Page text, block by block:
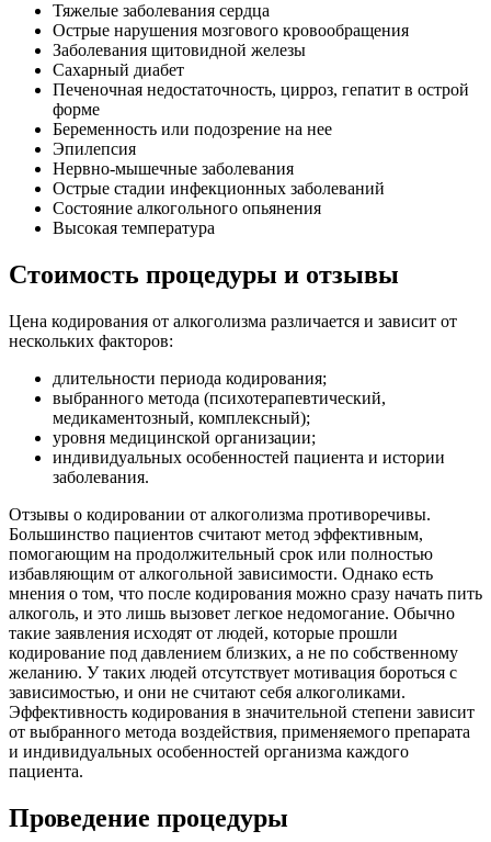
Тяжелые заболевания сердца
Острые нарушения мозгового кровообращения
Заболевания щитовидной железы
Сахарный диабет
Печеночная недостаточность, цирроз, гепатит в острой
форме
Беременность или подозрение на нее
Эпилепсия
Нервно-мышечные заболевания
Острые стадии инфекционных заболеваний
Состояние алкогольного опьянения
Высокая температура
Стоимость процедуры и отзывы
Цена кодирования от алкоголизма различается и зависит от
нескольких факторов:
длительности периода кодирования;
выбранного метода (психотерапевтический,
медикаментозный, комплексный);
уровня медицинской организации;
индивидуальных особенностей пациента и истории
заболевания.
Отзывы о кодировании от алкоголизма противоречивы.
Большинство пациентов считают метод эффективным,
помогающим на продолжительный срок или полностью
избавляющим от алкогольной зависимости. Однако есть
мнения о том, что после кодирования можно сразу начать пить
алкоголь, и это лишь вызовет легкое недомогание. Обычно
такие заявления исходят от людей, которые прошли
кодирование под давлением близких, а не по собственному
желанию. У таких людей отсутствует мотивация бороться с
зависимостью, и они не считают себя алкоголиками.
Эффективность кодирования в значительной степени зависит
от выбранного метода воздействия, применяемого препарата
и индивидуальных особенностей организма каждого
пациента.
Проведение процедуры